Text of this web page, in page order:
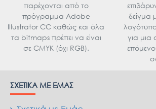
παρέχονται από το
πρόγραμμα Adobe
Illustrator CC καθώς και όλα
τα bitmaps πρέπει να είναι
σε CMYK (όχι RGB).
δείγμα
για μια
ΣΧΕΤΙΚΆ ΜΕ ΕΜΆΣ